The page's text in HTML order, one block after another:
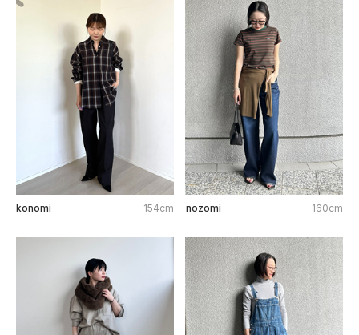
konomi 154cm nozomi 160cm